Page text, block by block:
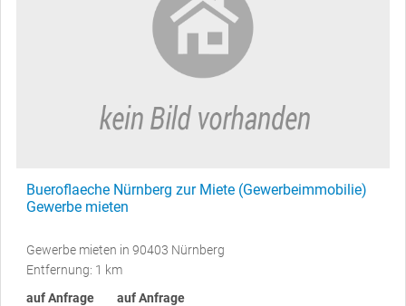
Bueroflaeche Nürnberg zur Miete (Gewerbeimmobilie)
Gewerbe mieten
Gewerbe mieten in 90403 Nürnberg
Entfernung: 1 km
auf Anfrage
auf Anfrage